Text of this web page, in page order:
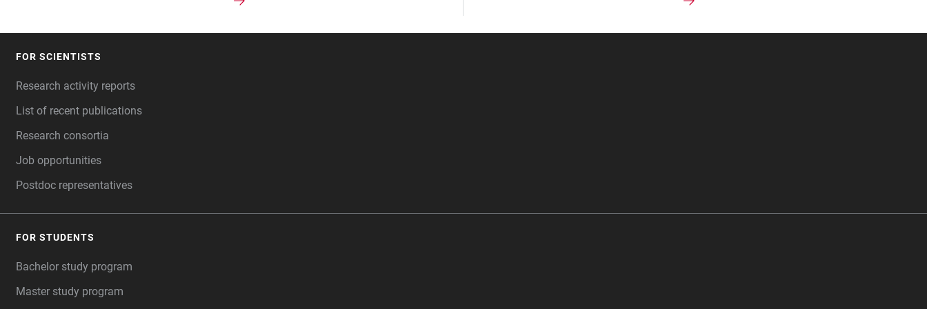
FOR SCIENTISTS
Research activity reports
List of recent publications
Research consortia
Job opportunities
Postdoc representatives
FOR STUDENTS
Bachelor study program
Master study program